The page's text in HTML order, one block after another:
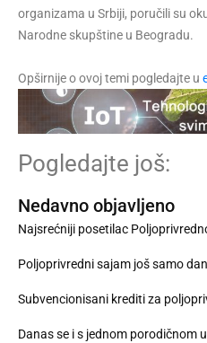
organizama u Srbiji, poručili su
Narodne skupštine u Beogradu.
Opširnije o ovoj temi pogledajte u
Pogledajte još:
Nedavno objavljeno
Najsrećniji posetilac
Poljoprivredni sajam još samo
Subvencionisani krediti za
Danas se i s jednom porodičnom